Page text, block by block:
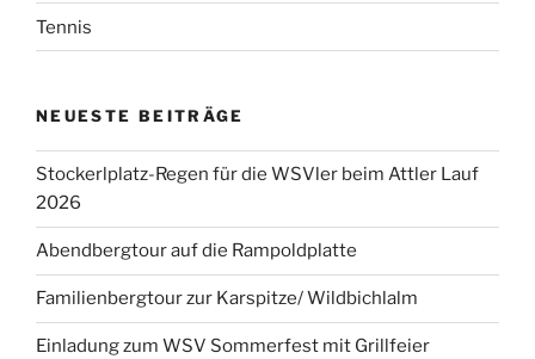
Tennis
NEUESTE BEITRÄGE
Stockerlplatz-Regen für die WSVler beim Attler Lauf
2026
Abendbergtour auf die Rampoldplatte
Familienbergtour zur Karspitze/ Wildbichlalm
Einladung zum WSV Sommerfest mit Grillfeier